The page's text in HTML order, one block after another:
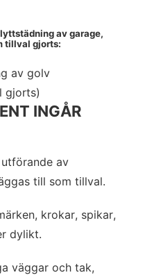
av garage,
tillval gjorts:
av golv
gjorts)
INGÅR
av
till som tillval.
krokar, spikar,
dylikt.
väggar och tak,